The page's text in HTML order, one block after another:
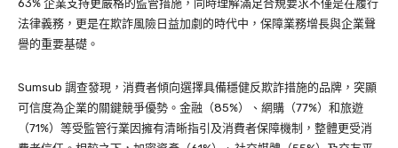
63% 企業支持更嚴格的監管措施，同時理解滿足合規要求不僅是在履行
法律義務，更是在欺詐風險日益加劇的時代中，保障業務增長與企業聲
譽的重要基礎。
Sumsub 調查發現，消費者傾向選擇具備穩健反欺詐措施的品牌，突顯
可信度為企業的關鍵競爭優勢。金融（85%）、網購（77%）和旅遊
（71%）等受監管行業因擁有清晰指引及消費者保障機制，整體更受消